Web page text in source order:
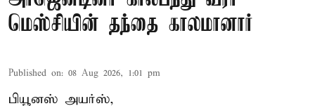
மெஸ்சியின் தந்தை காலமானார்
Published on: 08 Aug 2026, 1:01 pm
பியூனஸ் அயர்ஸ்,